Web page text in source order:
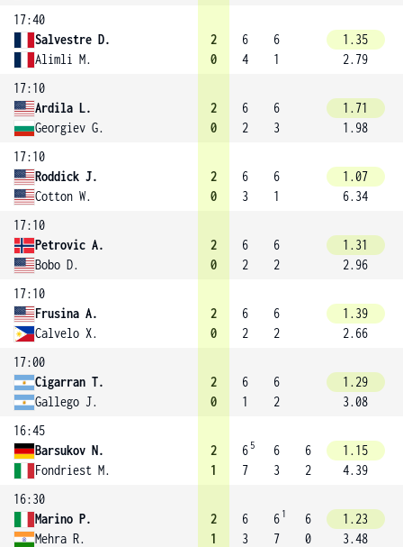
17:40
Salvestre D.
Alimli M.
2
0
6
4
6
1
1.35
2.79
17:10
Ardila L.
Georgiev G.
2
0
6
2
6
3
1.71
1.98
17:10
Roddick J.
Cotton W.
2
0
6
3
6
1
1.07
6.34
17:10
Petrovic A.
Bobo D.
2
0
6
2
6
2
1.31
2.96
17:10
Frusina A.
Calvelo X.
2
0
6
2
6
2
1.39
2.66
17:00
Cigarran T.
Gallego J.
2
0
6
1
6
2
1.29
3.08
16:45
Barsukov N.
Fondriest M.
2
1
6 5
7
6
3
6
2
1.15
4.39
16:30
Marino P.
Mehra R.
2
1
6
3
6 1
7
6
0
1.23
3.48